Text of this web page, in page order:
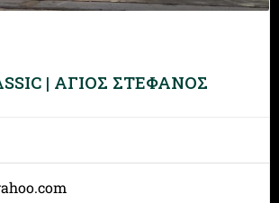
| ΑΓΙΟΣ ΣΤΕΦΑΝΟΣ